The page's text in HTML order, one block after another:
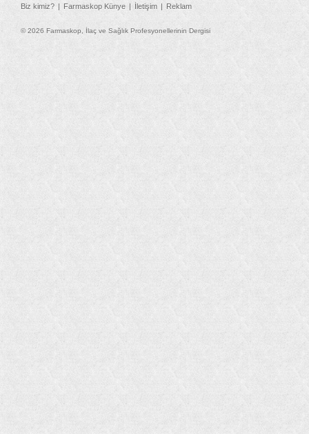
Biz kimiz? Farmaskop Künye İletişim Reklam
© 2026 Farmaskop, İlaç ve Sağlık Profesyonellerinin Dergisi